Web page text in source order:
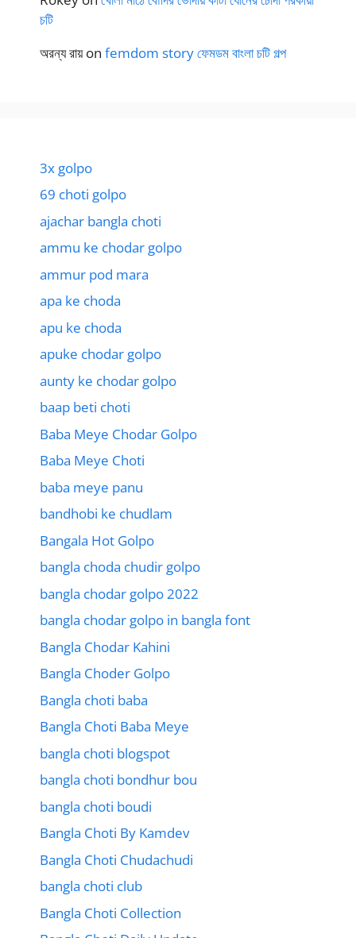
চটি
অরন্য রায়on femdom story ফেমডম বাংলা চটি গল্প
3x golpo
69 choti golpo
ajachar bangla choti
ammu ke chodar golpo
ammur pod mara
apa ke choda
apu ke choda
apuke chodar golpo
aunty ke chodar golpo
baap beti choti
Baba Meye Chodar Golpo
Baba Meye Choti
baba meye panu
bandhobi ke chudlam
Bangala Hot Golpo
bangla choda chudir golpo
bangla chodar golpo 2022
bangla chodar golpo in bangla font
Bangla Chodar Kahini
Bangla Choder Golpo
Bangla choti baba
Bangla Choti Baba Meye
bangla choti blogspot
bangla choti bondhur bou
bangla choti boudi
Bangla Choti By Kamdev
Bangla Choti Chudachudi
bangla choti club
Bangla Choti Collection